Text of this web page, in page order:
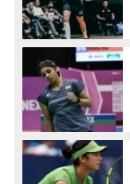
BASKET
BADMINTON